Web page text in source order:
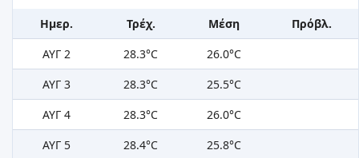
Ημερ. Τρέχ. Μέση
Πρόβλ.
ΑΥΓ 2
28.3°C
26.0°C
ΑΥΓ 3
28.3°C
25.5°C
ΑΥΓ 4
28.3°C
26.0°C
ΑΥΓ 5
28.4°C 25.8°C